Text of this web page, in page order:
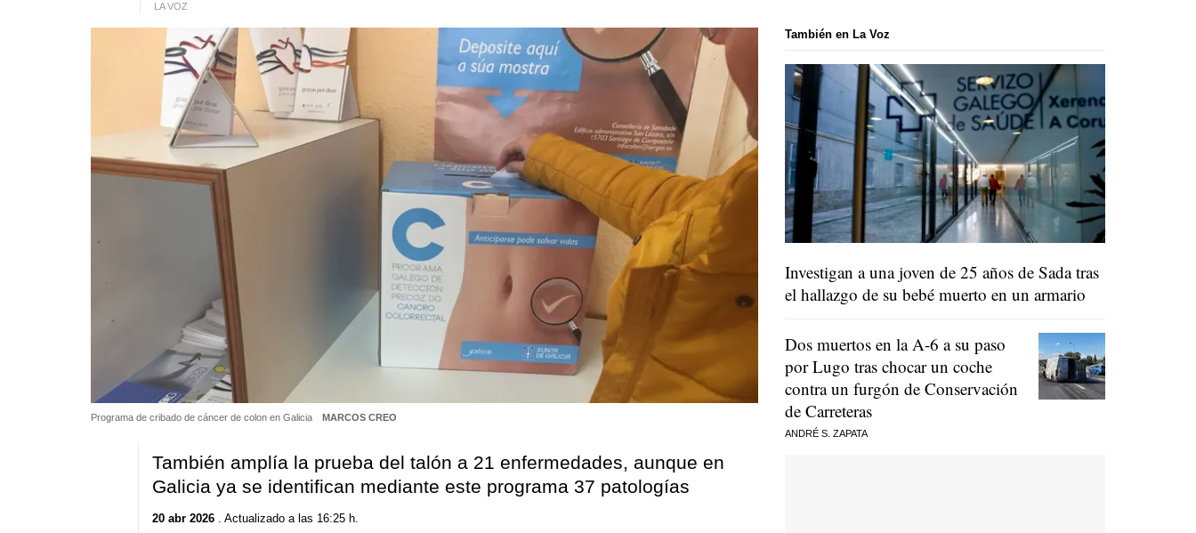
LA VOZ
Programa de cribado de cáncer de colon en Galicia MARCOS CREO
También amplía la prueba del talón a 21 enfermedades, aunque en
Galicia ya se identifican mediante este programa 37 patologías
20 abr 2026. Actualizado a las 16:25 h.
También en La Voz
Investigan a una joven de 25 años de Sada tras
el hallazgo de su bebé muerto en un armario
Dos muertos en la A-6 a su paso
por Lugo tras chocar un coche
contra un furgón de Conservación
de Carreteras
ANDRÉ S. ZAPATA